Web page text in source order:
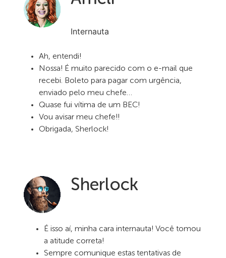
Internauta
Ah, entendi!
Nossa! É muito parecido com o e-mail que
recebi. Boleto para pagar com urgência,
enviado pelo meu chefe…
Quase fui vítima de um BEC!
Vou avisar meu chefe!!
Obrigada, Sherlock!
Sherlock
É isso aí, minha cara internauta! Você tomou
a atitude correta!
Sempre comunique estas tentativas de